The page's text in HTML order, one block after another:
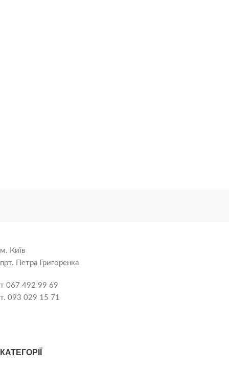
м. Київ
прт. Петра Григоренка
т 067 492 99 69
т. 093 029 15 71
КАТЕГОРІЇ